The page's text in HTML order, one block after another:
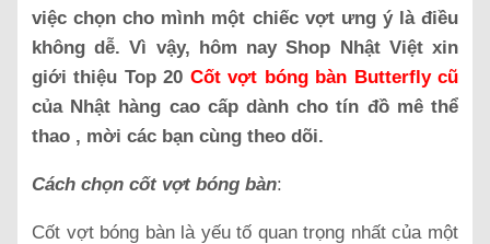
việc chọn cho mình một chiếc vợt ưng ý là điều
không dễ. Vì vậy, hôm nay Shop Nhật Việt xin
giới thiệu Top 20 Cốt vợt bóng bàn Butterfly cũ
của Nhật hàng cao cấp dành cho tín đồ mê thể
thao , mời các bạn cùng theo dõi.
Cách chọn cốt vợt bóng bàn:
Cốt vợt bóng bàn là yếu tố quan trọng nhất của một